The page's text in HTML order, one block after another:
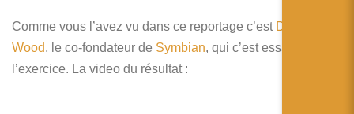
Comme vous l’avez vu dans ce reportage c’est David
Wood, le co-fondateur de Symbian, qui c’est essayer à
l’exercice. La video du résultat :